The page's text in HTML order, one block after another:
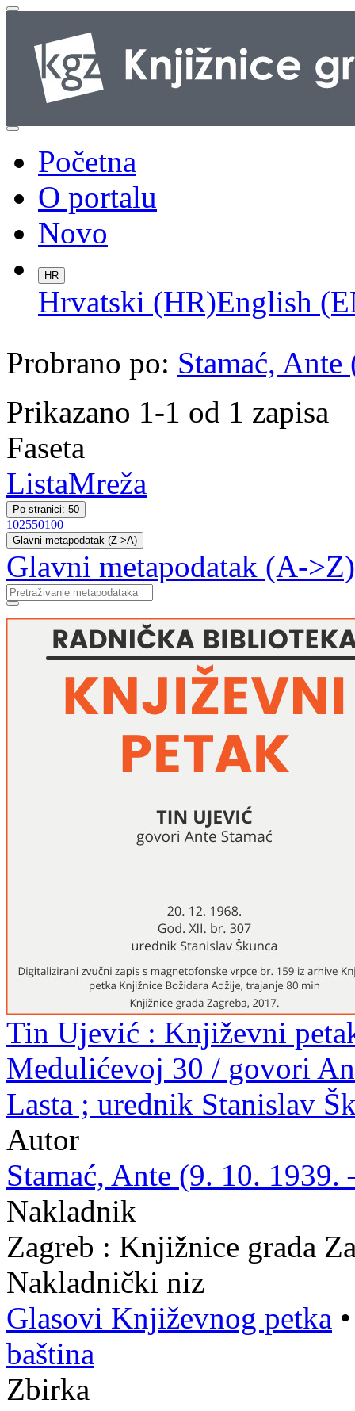
Početna
O portalu
Novo
HR
Hrvatski (HR)English
Probrano po: Stamać,
Prikazano 1-1 od 1 zapisa
Faseta
ListaMreža
Po stranici: 50
102550100
Glavni metapodatak (Z->A)
Glavni metapodatak (A->Z)
Tin Ujević : Književni
Medulićevoj 30 / govori
Lasta ; urednik Stanislav
Autor
Stamać, Ante (9. 10. 1939.
Nakladnik
Zagreb : Knjižnice grada
Nakladnički niz
Glasovi Književnog petka
baština
Zbirka